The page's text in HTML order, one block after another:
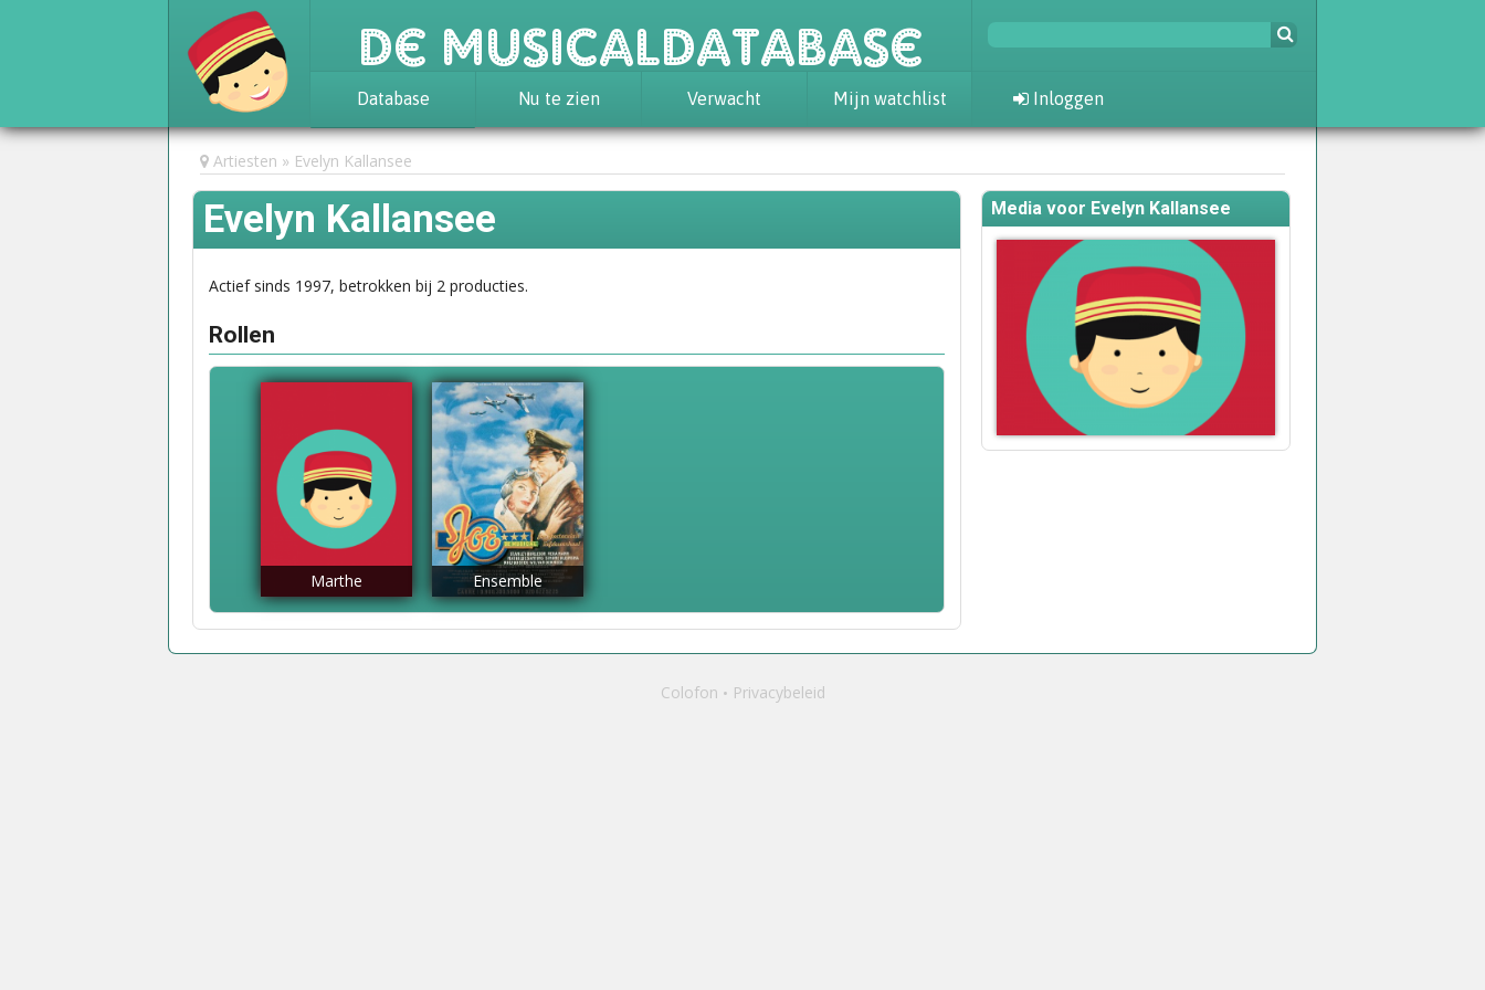
De Musicaldatabase
Database
Achtergrond
Awards
Statistieken
Nu te zien Verwacht Mijn watchlist Inloggen
Artiesten Evelyn Kallansee
Evelyn Kallansee
Actief sinds 1997, betrokken bij 2 producties.
Rollen
Marthe Ensemble
Media voor Evelyn Kallansee
Colofon Privacybeleid